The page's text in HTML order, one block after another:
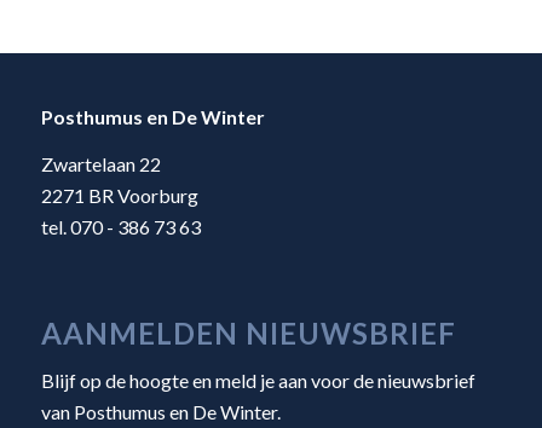
Posthumus en De Winter
Zwartelaan 22
2271 BR Voorburg
tel. 070 - 386 73 63
AANMELDEN NIEUWSBRIEF
Blijf op de hoogte en meld je aan voor de nieuwsbrief
van Posthumus en De Winter.